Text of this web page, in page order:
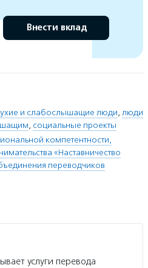
Внести вклад
и слабослышащие люди, люди
, социальные проекты
компетентности,
«Наставничество
переводчиков
услуги перевода